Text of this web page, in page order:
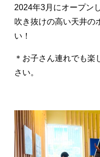
2024年3月にオープン
吹き抜けの高い天井の
い！
＊お子さん連れでも
さい。